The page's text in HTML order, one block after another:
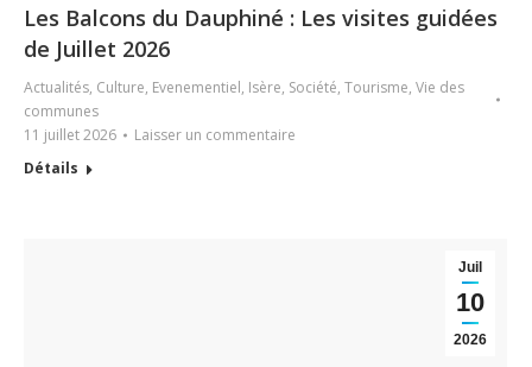
Les Balcons du Dauphiné : Les visites guidées
de Juillet 2026
Actualités, Culture, Evenementiel, Isère, Société, Tourisme, Vie des
communes
11 juillet 2026
Laisser un commentaire
Détails
Juil
10
2026